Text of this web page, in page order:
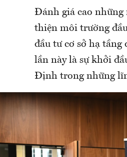
Đánh giá cao
thiện môi trường
đầu tư cơ sở hạ
lần này là sự khởi
Định trong những